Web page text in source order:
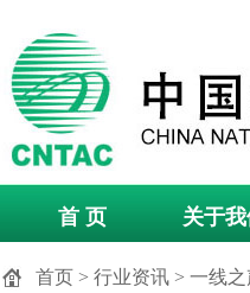
首 页 关于我
首页 > 行业资讯 > 一线之